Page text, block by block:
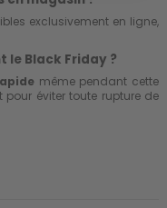
exclusivement en ligne,
le Black Friday ?
même pendant cette
éviter toute rupture de